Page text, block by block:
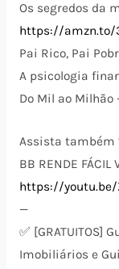
Os segredos da
https://amzn.to/
Pai Rico, Pai
A psicologia
Do Mil ao Milhão
Assista também
BB RENDE FÁCIL
https://youtu.be/
—
✅ [GRATUITOS]
Imobiliários e